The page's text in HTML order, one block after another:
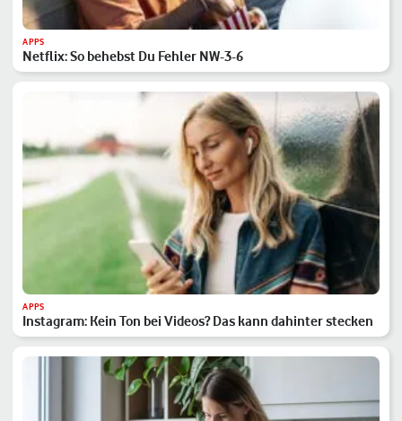
APPS
Netflix: So behebst Du Fehler NW-3-6
APPS
Instagram: Kein Ton bei Videos? Das kann dahinter stecken